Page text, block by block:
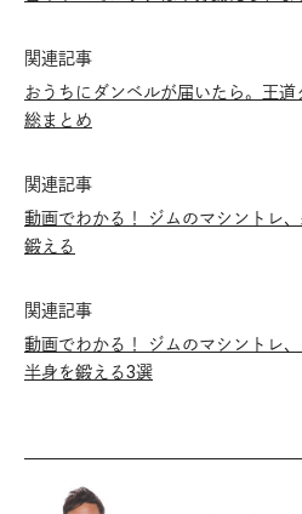
関連記事
おうちにダンベルが届いたら。王
総まとめ
関連記事
動画でわかる！ ジムのマシントレ
鍛える
関連記事
動画でわかる！ ジムのマシントレ
半身を鍛える3選